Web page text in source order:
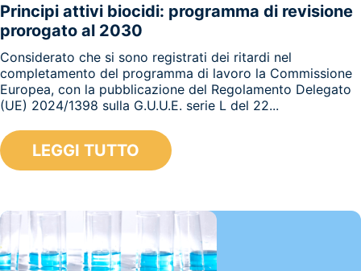
Principi attivi biocidi: programma di revisione
prorogato al 2030
Considerato che si sono registrati dei ritardi nel
completamento del programma di lavoro la Commissione
Europea, con la pubblicazione del Regolamento Delegato
(UE) 2024/1398 sulla G.U.U.E. serie L del 22...
LEGGI TUTTO